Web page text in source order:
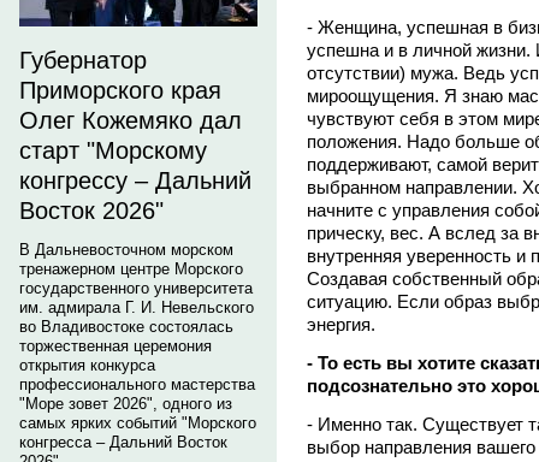
Губернатор
Приморского края
Олег Кожемяко дал
старт "Морскому
конгрессу – Дальний
Восток 2026"
В Дальневосточном морском
тренажерном центре Морского
государственного университета
им. адмирала Г. И. Невельского
во Владивостоке состоялась
торжественная церемония
открытия конкурса
профессионального мастерства
"Море зовет 2026", одного из
самых ярких событий "Морского
конгресса – Дальний Восток
- Женщина, успешная в
успешна и в личной жизни.
отсутствии) мужа. Ведь
мироощущения. Я знаю
чувствуют себя в этом
положения. Надо больше
поддерживают, самой
выбранном направлении.
начните с управления
прическу, вес. А вслед за
внутренняя уверенность и
Создавая собственный
ситуацию. Если образ
энергия.
- То есть вы хотите
подсознательно это
- Именно так. Существует
выбор направления